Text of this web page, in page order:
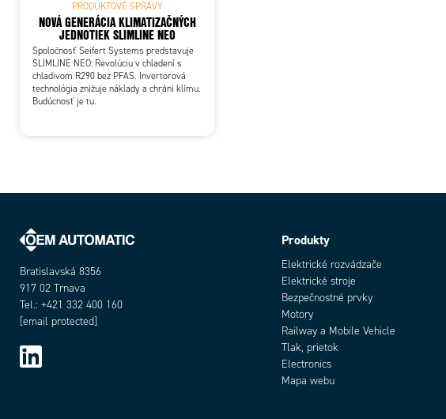
PRODUKTOVÉ SPRÁVY
NOVÁ GENERÁCIA KLIMATIZAČNÝCH
JEDNOTIEK SLIMLINE NEO
Spoločnosť Seifert Systems predstavuje
SLIMLINE NEO: Revolúciu v chladení s
chladivom R290 bez PFAS. Invertorová
technológia znižuje náklady a chráni klímu.
Budúcnosť je tu.
Bratislavská 8356
917 02 Trnava
Tel.: +421 332 400 160
[email protected]
Produkty
Elektrické rozvádzače
Elektrické stroje
Bezpečnostné prvky
Motory
Railway a Mobile Vehicle
Tlak, prietok
Electronics
Mapa webu